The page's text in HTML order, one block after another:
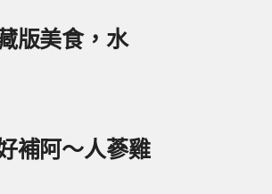
版美食，水
補阿～人蔘雞